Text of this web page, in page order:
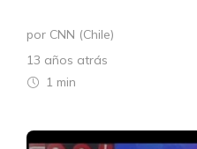
por CNN (Chile)
13 años atrás
1 min